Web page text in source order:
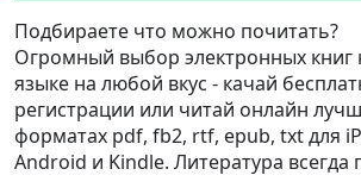
Подбираете что можно почитать?
Огромный выбор электронных книг
языке на любой вкус - качай
регистрации или читай онлайн
форматах pdf, fb2, rtf, epub, txt для
Android и Kindle. Литература всегда